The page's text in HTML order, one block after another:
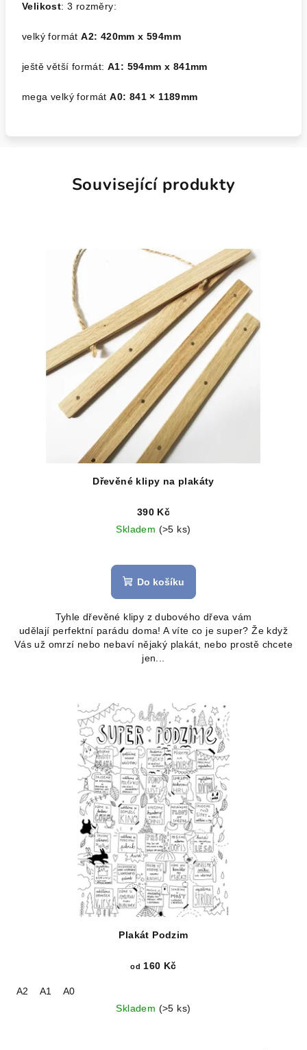
Velikost: 3 rozměry:
velký formátA2: 420mm x 594mm
ještě větší formát: A1: 594mm x 841mm
mega velký formátA0: 841 × 1189mm
Související produkty
Dřevěné klipy na plakáty
390 Kč
Skladem (>5 ks)
Do košíku
Tyhle dřevěné klipy z dubového dřeva vám
udělají perfektní parádu doma! A víte co je super? Že když
Vás už omrzí nebo nebaví nějaký plakát, nebo prostě chcete
jen...
Plakát Podzim
od 160 Kč
A2 A1
A0
Skladem (>5 ks)